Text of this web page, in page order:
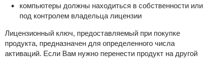
компьютеры должны находиться в собственности или
под контролем владельца лицензии
Лицензионный ключ, предоставляемый при покупке
продукта, предназначен для определенного числа
активаций. Если Вам нужно перенести продукт на другой